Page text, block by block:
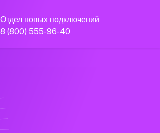
Отдел новых подключений
8 (800) 555-96-40